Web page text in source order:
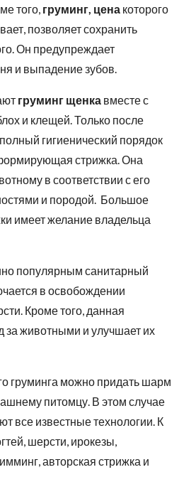
того, груминг, цена которого
позволяет сохранить
Он предупреждает
и выпадение зубов.
груминг щенка вместе с
и клещей. Только после
гигиенический порядок
стрижка. Она
в соответствии с его
и породой. Большое
имеет желание владельца
популярным санитарный
в освобождении
Кроме того, данная
за животными и улучшает их
груминга можно придать шарм
питомцу. В этом случае
все известные технологии. К
шерсти, ирокезы,
авторская стрижка и